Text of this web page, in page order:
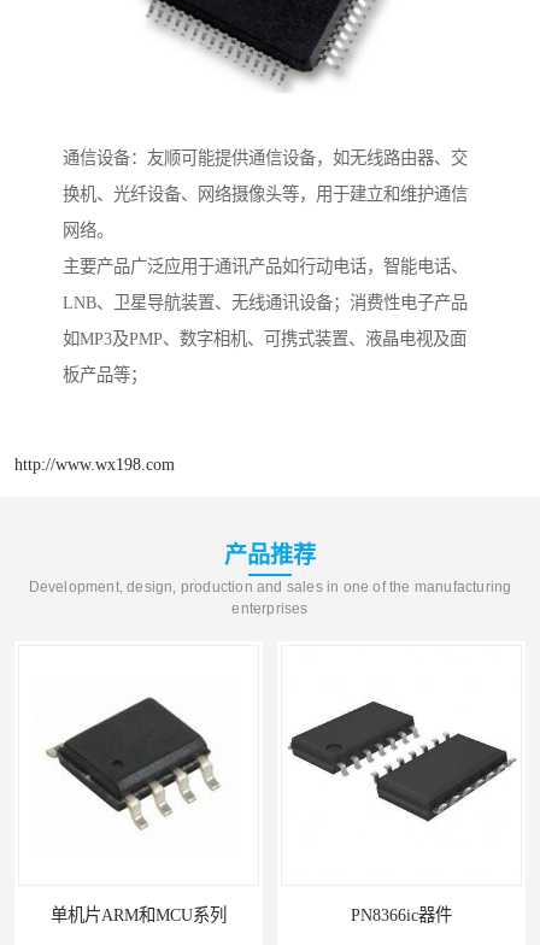
通信设备：友顺可能提供通信设备，如无线路由器、交
换机、光纤设备、网络摄像头等，用于建立和维护通信
网络。
主要产品广泛应用于通讯产品如行动电话，智能电话、
LNB、卫星导航装置、无线通讯设备；消费性电子产品
如MP3及PMP、数字相机、可携式装置、液晶电视及面
板产品等；
http://www.wx198.com
产品推荐
Development, design, production and sales in one of the manufacturing
enterprises
MCU系列 PN8366ic器件